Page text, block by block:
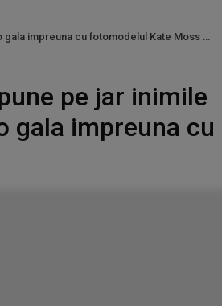
gala impreuna cu fotomodelul Kate Moss
pe jar inimile
gala impreuna cu